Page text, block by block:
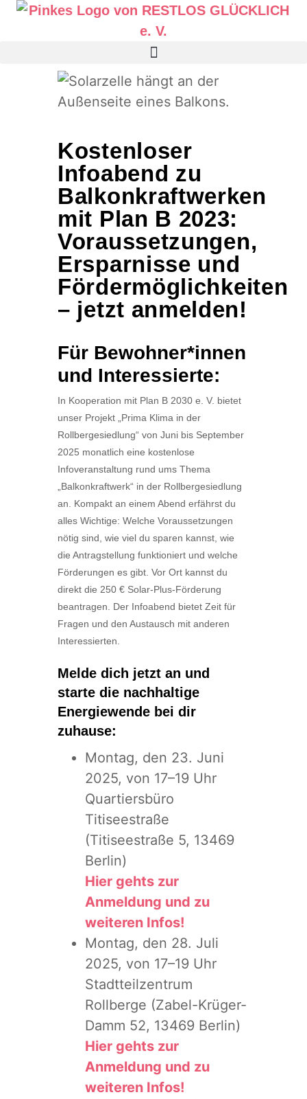
Kostenloser
Infoabend zu
Balkonkraftwerken
mit Plan B 2023:
Voraussetzungen,
Ersparnisse und
Fördermöglichkeiten
– jetzt anmelden!
Für Bewohner*innen
und Interessierte:
In Kooperation mit Plan B 2030 e. V. bietet
unser Projekt „Prima Klima in der
Rollbergesiedlung“ von Juni bis September
2025 monatlich eine kostenlose
Infoveranstaltung rund ums Thema
„Balkonkraftwerk“ in der Rollbergesiedlung
an. Kompakt an einem Abend erfährst du
alles Wichtige: Welche Voraussetzungen
nötig sind, wie viel du sparen kannst, wie
die Antragstellung funktioniert und welche
Förderungen es gibt. Vor Ort kannst du
direkt die 250 € Solar-Plus-Förderung
beantragen. Der Infoabend bietet Zeit für
Fragen und den Austausch mit anderen
Interessierten.
Melde dich jetzt an und
starte die nachhaltige
Energiewende bei dir
zuhause:
Montag, den 23. Juni
2025, von 17–19 Uhr
Quartiersbüro
Titiseestraße
(Titiseestraße 5, 13469
Berlin)
Hier gehts zur
Anmeldung und zu
weiteren Infos!
Montag, den 28. Juli
2025, von 17–19 Uhr
Stadtteilzentrum
Rollberge (Zabel-Krüger-
Damm 52, 13469 Berlin)
Hier gehts zur
Anmeldung und zu
weiteren Infos!